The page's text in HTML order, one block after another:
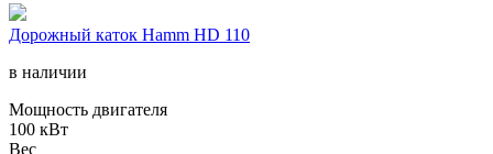
Дорожный каток Hamm HD 110
в наличии
Мощность двигателя
100 кВт
Вес